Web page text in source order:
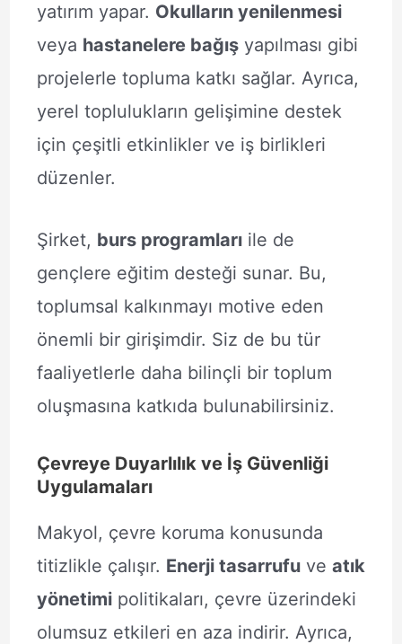
yatırım yapar. Okulların yenilenmesi
veya hastanelere bağışyapılması gibi
projelerle topluma katkı sağlar. Ayrıca,
yerel toplulukların gelişimine destek
için çeşitli etkinlikler ve iş birlikleri
düzenler.
Şirket, burs programlarıile de
gençlere eğitim desteği sunar. Bu,
toplumsal kalkınmayı motive eden
önemli bir girişimdir. Siz de bu tür
faaliyetlerle daha bilinçli bir toplum
oluşmasına katkıda bulunabilirsiniz.
Çevreye Duyarlılık ve İş Güvenliği
Uygulamaları
Makyol, çevre koruma konusunda
titizlikle çalışır. Enerji tasarrufuve atık
yönetimipolitikaları, çevre üzerindeki
olumsuz etkileri en aza indirir. Ayrıca,